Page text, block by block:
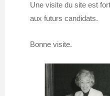
Une visite du site est
aux futurs candidats.
Bonne visite.